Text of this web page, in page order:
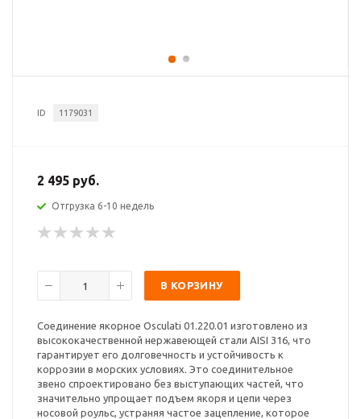
ID 1179031
2 495 руб.
Отгрузка 6-10 недель
В КОРЗИНУ
Соединение якорное Osculati 01.220.01 изготовлено из
высококачественной нержавеющей стали AISI 316, что
гарантирует его долговечность и устойчивость к
коррозии в морских условиях. Это соединительное
звено спроектировано без выступающих частей, что
значительно упрощает подъем якоря и цепи через
носовой роульс, устраняя частое зацепление, которое